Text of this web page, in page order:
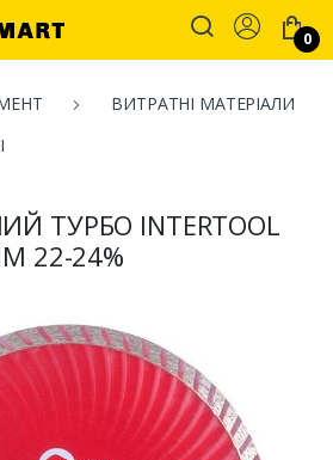
Account
0
ВИТРАТНІ МАТЕРІАЛИ
ТУРБО INTERTOOL
22-24%